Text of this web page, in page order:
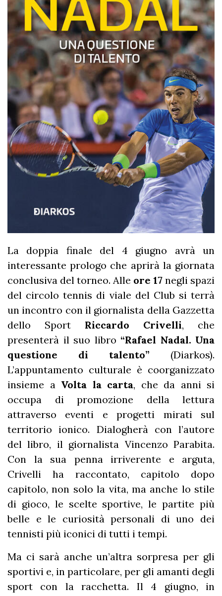
La doppia finale del 4 giugno avrà un
interessante prologo che aprirà la giornata
conclusiva del torneo. Alle ore 17 negli spazi
del circolo tennis di viale del Club si terrà
un incontro con il giornalista della Gazzetta
dello Sport Riccardo Crivelli, che
presenterà il suo libro “Rafael Nadal. Una
questione di talento” (Diarkos).
L’appuntamento culturale è coorganizzato
insieme a Volta la carta, che da anni si
occupa di promozione della lettura
attraverso eventi e progetti mirati sul
territorio ionico. Dialogherà con l’autore
del libro, il giornalista Vincenzo Parabita.
Con la sua penna irriverente e arguta,
Crivelli ha raccontato, capitolo dopo
capitolo, non solo la vita, ma anche lo stile
di gioco, le scelte sportive, le partite più
belle e le curiosità personali di uno dei
tennisti più iconici di tutti i tempi.
Ma ci sarà anche un’altra sorpresa per gli
sportivi e, in particolare, per gli amanti degli
sport con la racchetta. Il 4 giugno, in